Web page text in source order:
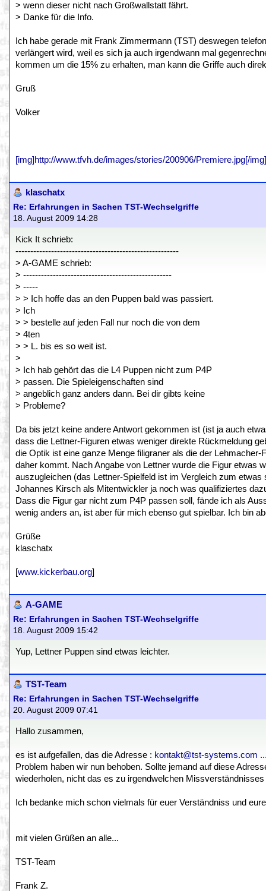
> wenn dieser nicht nach Großwallstatt fährt.
> Danke für die Info.
Ich habe gerade mit Frank Zimmermann (TST) deswegen
verlängert wird, weil es sich ja auch irgendwann mal
kommen um die 15% zu erhalten, man kann die Griffe auch
Gruß
Volker
[img]http://www.tfvh.de/images/stories/200906/Premiere.jpg[/img]
klaschatx
Re: Erfahrungen in Sachen TST-Wechselgriffe
18. August 2009 14:28
Kick It schrieb:
-------------------------------------------------------
> A-GAME schrieb:
> --------------------------------------------------
> -----
> > Ich hoffe das an den Puppen bald was passiert.
> Ich
> > bestelle auf jeden Fall nur noch die von dem
> 4ten
> > L. bis es so weit ist.
>
> Ich hab gehört das die L4 Puppen nicht zum P4P
> passen. Die Spieleigenschaften sind
> angeblich ganz anders dann. Bei dir gibts keine
> Probleme?
Da bis jetzt keine andere Antwort gekommen ist (ist ja auch
dass die Lettner-Figuren etwas weniger direkte Rückmeldung
die Optik ist eine ganze Menge filigraner als die der
daher kommt. Nach Angabe von Lettner wurde die Figur etwas
auszugleichen (das Lettner-Spielfeld ist im Vergleich zum
Johannes Kirsch als Mitentwickler ja noch was qualifiziertes
Dass die Figur gar nicht zum P4P passen soll, fände ich als
wenig anders an, ist aber für mich ebenso gut spielbar. Ich bin
Grüße
klaschatx
[www.kickerbau.org]
A-GAME
Re: Erfahrungen in Sachen TST-Wechselgriffe
18. August 2009 15:42
Yup, Lettner Puppen sind etwas leichter.
TST-Team
Re: Erfahrungen in Sachen TST-Wechselgriffe
20. August 2009 07:41
Hallo zusammen,
es ist aufgefallen, das die Adresse : kontakt@tst-systems.com
Problem haben wir nun behoben. Sollte jemand auf diese
wiederholen, nicht das es zu irgendwelchen Missverständnisses
Ich bedanke mich schon vielmals für euer Verständniss und
mit vielen Grüßen an alle...
TST-Team
Frank Z.